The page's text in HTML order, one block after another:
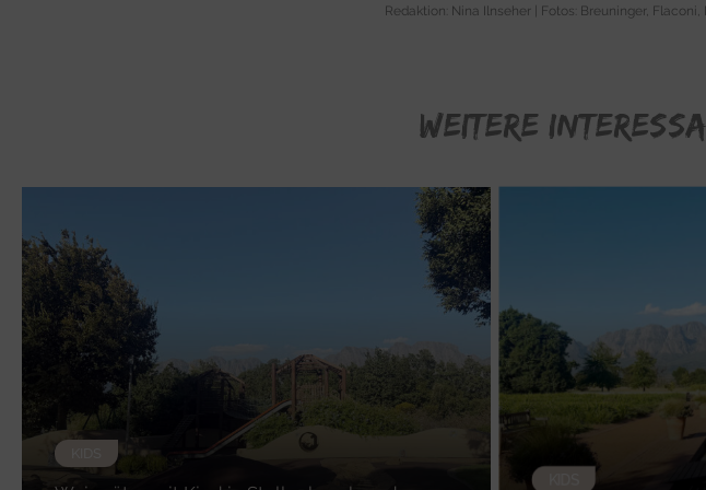
Redaktion: Nina Ilnseher | Fotos: Breuninger,
WEITERE